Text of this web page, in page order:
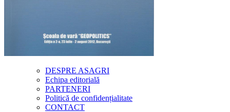
DESPRE ASAGRI
Echipa editorială
PARTENERI
Politică de confidențialitate
CONTACT